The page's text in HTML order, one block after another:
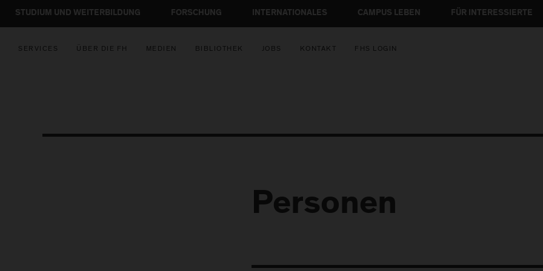
STUDIUM UND WEITERBILDUNG FORSCHUNG INTERNATIONALES CAMPUS LEBEN FÜR INTERESSIERTE
SERVICES ÜBER DIE FH MEDIEN BIBLIOTHEK JOBS KONTAKT FHS LOGIN
Personen